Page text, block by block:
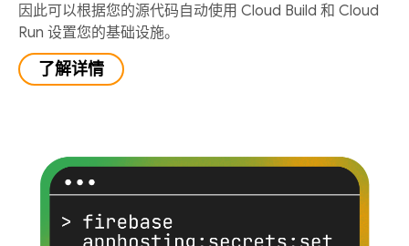
因此可以根据您的源代码自动使用 Cloud Build 和 Cloud
Run 设置您的基础设施。
了解详情